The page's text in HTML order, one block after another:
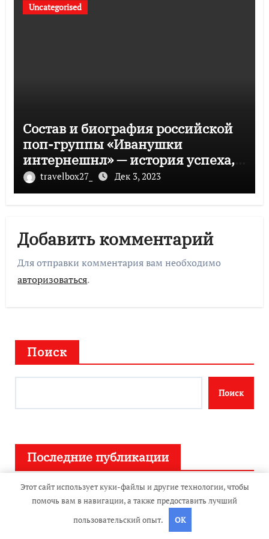
Uncategorised
Состав и биография российской
поп-группы «Иванушки
интернешнл» — история успеха,
музыка и судьбы участников
travelbox27_ Дек 3, 2023
Добавить комментарий
Для отправки комментария вам необходимо
авторизоваться.
Поиск
Поиск
Последние публикации
Адреса сервисных центров по обслуживанию
японских автомобилей в регионе
Этот сайт использует куки-файлы и другие технологии, чтобы
помочь вам в навигации, а также предоставить лучший
пользовательский опыт.
OK